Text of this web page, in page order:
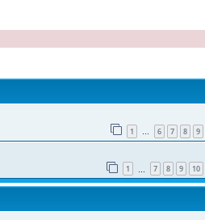
1 … 6 7 8 9
1 7 8 9 10